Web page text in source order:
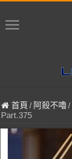
首頁 / 阿殺不嚕/
Part.375